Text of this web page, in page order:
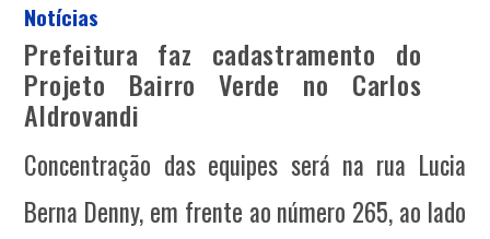
Notícias
Prefeitura faz cadastramento do
Projeto Bairro Verde no Carlos
Aldrovandi
Concentração das equipes será na rua Lucia
Berna Denny, em frente ao número 265, ao lado